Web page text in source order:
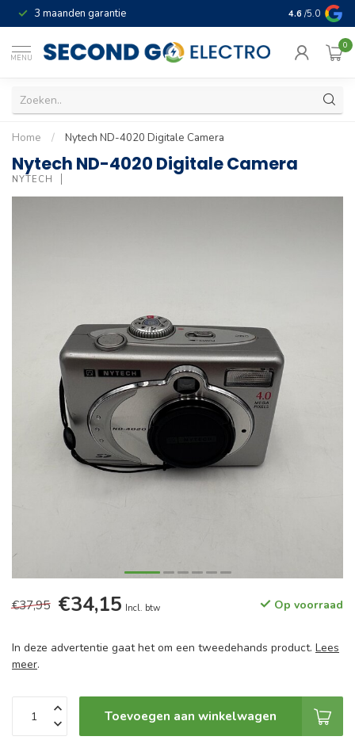
3 maanden garantie Geld terug
4.6 /5.0
MENU
0
Home / Nytech ND-4020 Digitale Camera
Nytech ND-4020 Digitale Camera
NYTECH
€37,95 €34,15 Incl. btw Op voorraad
In deze advertentie gaat het om een tweedehands product. Lees
meer.
Toevoegen aan winkelwagen